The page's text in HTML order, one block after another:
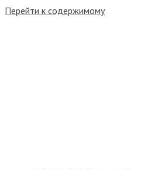
Перейти к содержимому